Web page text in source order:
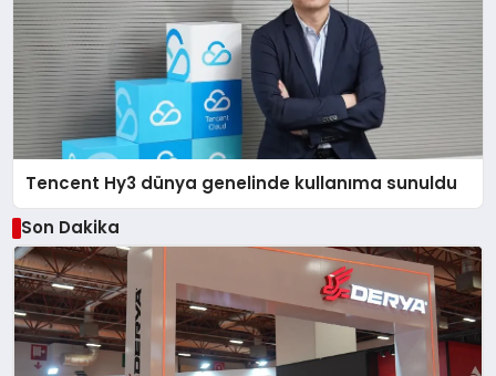
Tencent Hy3 dünya genelinde kullanıma sunuldu
Son Dakika